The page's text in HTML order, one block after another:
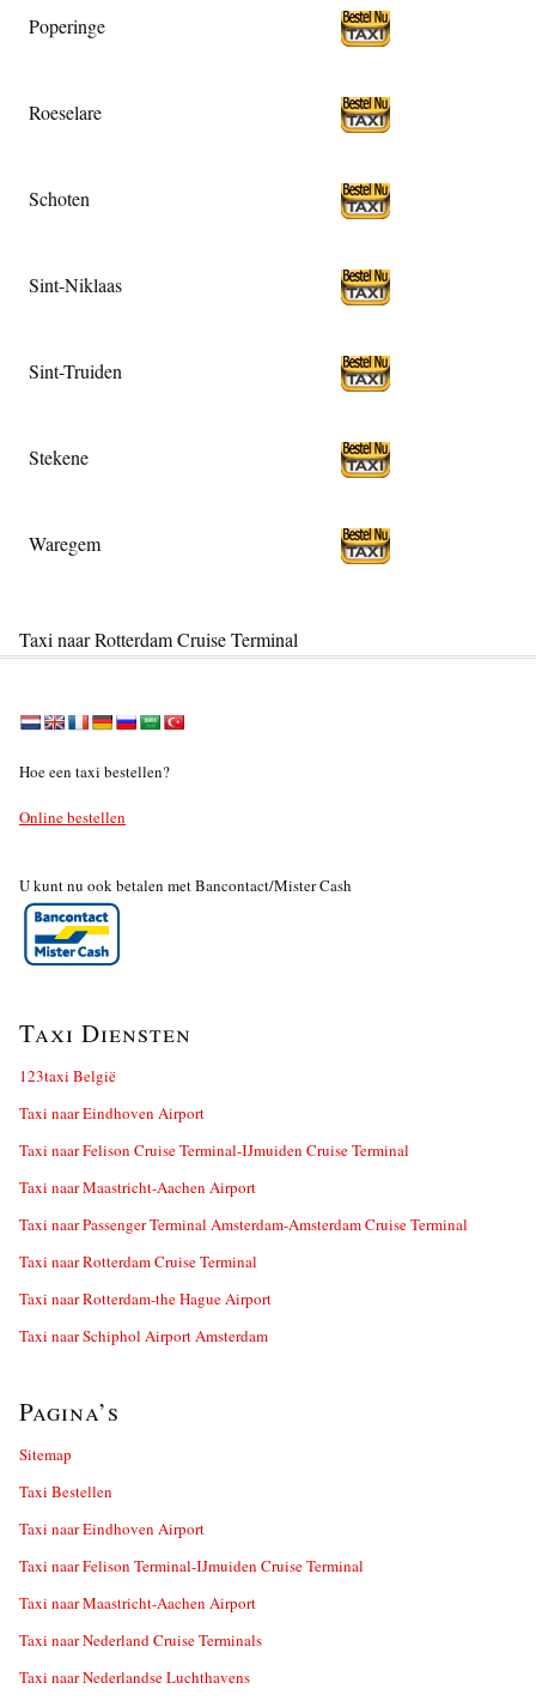
Poperinge
Roeselare
Schoten
Sint-Niklaas
Sint-Truiden
Stekene
Waregem
Taxi naar Rotterdam Cruise Terminal
Hoe een taxi bestellen?
Online bestellen
U kunt nu ook betalen met Bancontact/Mister Cash
Taxi Diensten
123taxi België
Taxi naar Eindhoven Airport
Taxi naar Felison Cruise Terminal-IJmuiden Cruise Terminal
Taxi naar Maastricht-Aachen Airport
Taxi naar Passenger Terminal Amsterdam-Amsterdam Cruise Terminal
Taxi naar Rotterdam Cruise Terminal
Taxi naar Rotterdam-the Hague Airport
Taxi naar Schiphol Airport Amsterdam
Pagina’s
Sitemap
Taxi Bestellen
Taxi naar Eindhoven Airport
Taxi naar Felison Terminal-IJmuiden Cruise Terminal
Taxi naar Maastricht-Aachen Airport
Taxi naar Nederland Cruise Terminals
Taxi naar Nederlandse Luchthavens